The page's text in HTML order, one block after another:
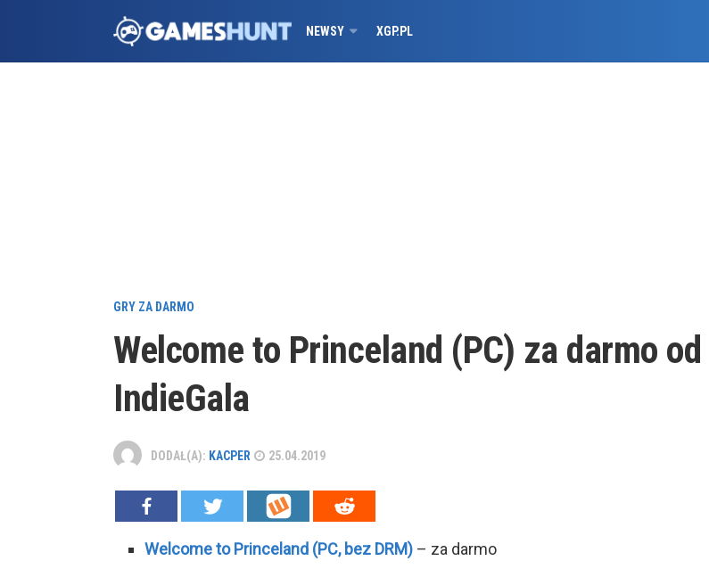
NEWSY XGP.PL
GRY ZA DARMO
Welcome to Princeland (PC) za darmo od
IndieGala
DODAŁ(A): KACPER 25.04.2019
Welcome to Princeland (PC, bez DRM) – za darmo